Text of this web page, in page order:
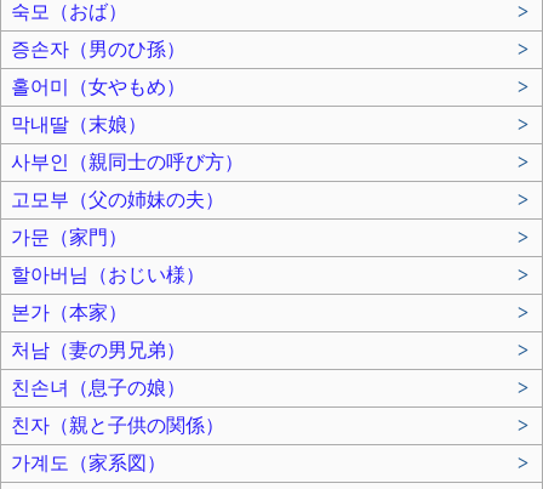
숙모（おば）
>
증손자（男のひ孫）
>
홀어미（女やもめ）
>
막내딸（末娘）
>
사부인（親同士の呼び方）
>
고모부（父の姉妹の夫）
>
가문（家門）
>
할아버님（おじい様）
>
본가（本家）
>
처남（妻の男兄弟）
>
친손녀（息子の娘）
>
친자（親と子供の関係）
>
가계도（家系図）
>